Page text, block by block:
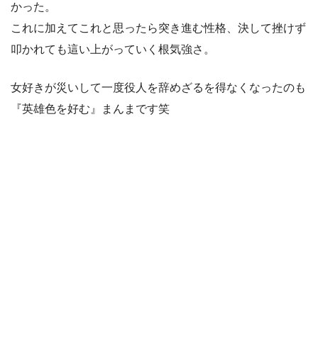
かった。
これに加えてこれと思ったら突き進む性格、決して挫けず
叩かれても這い上がっていく根気強さ。
女好きが災いして一度役人を辞めざるを得なくなったのも
『英雄色を好む』まんまです笑